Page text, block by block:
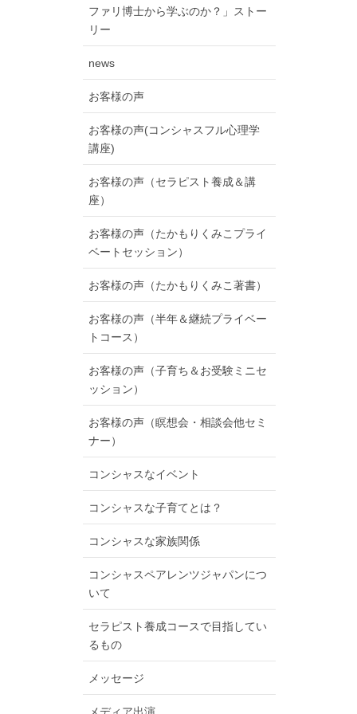
ファリ博士から学ぶのか？」ストー
リー
news
お客様の声
お客様の声(コンシャスフル心理学
講座)
お客様の声（セラピスト養成＆講
座）
お客様の声（たかもりくみこプライ
ベートセッション）
お客様の声（たかもりくみこ著書）
お客様の声（半年＆継続プライベー
トコース）
お客様の声（子育ち＆お受験ミニセ
ッション）
お客様の声（瞑想会・相談会他セミ
ナー）
コンシャスなイベント
コンシャスな子育てとは？
コンシャスな家族関係
コンシャスペアレンツジャパンにつ
いて
セラピスト養成コースで目指してい
るもの
メッセージ